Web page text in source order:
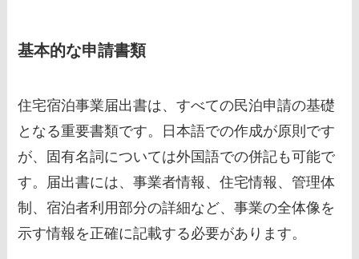
基本的な申請書類
住宅宿泊事業届出書は、すべての民泊申請の基礎
となる重要書類です。日本語での作成が原則です
が、固有名詞については外国語での併記も可能で
す。届出書には、事業者情報、住宅情報、管理体
制、宿泊者利用部分の詳細など、事業の全体像を
示す情報を正確に記載する必要があります。